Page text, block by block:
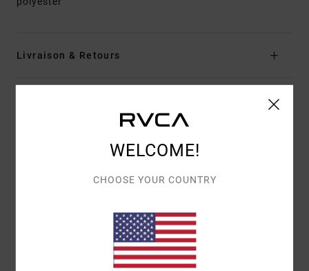
Livraison & Retours
5.0
1 AVIS VÉRIFIÉSDEPUIS MAI 2026
100% DE NOS CLIENTS RECOMMANDENT CE PRODUIT
WELCOME!
CHOOSE YOUR COUNTRY